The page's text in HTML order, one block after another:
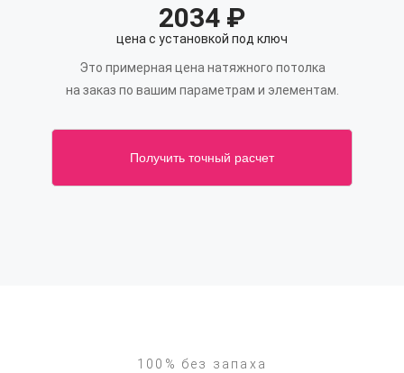
2034 ₽
цена с установкой под ключ
Это примерная цена натяжного потолка
на заказ по вашим параметрам и элементам.
Получить точный расчет
100% без запаха